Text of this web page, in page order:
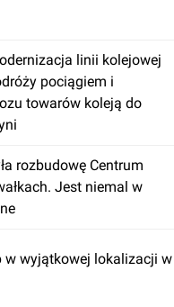
linii kolejowej
pociągiem i
towarów koleją do
rozbudowę Centrum
Jest niemal w
w wyjątkowej lokalizacji w